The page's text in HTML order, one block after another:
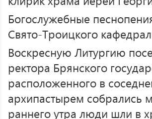
Богослужебные
Свято-Троицкого
Воскресную Литургию
ректора Брянского
расположенного в
архипастырем собрались
раннего утра люди шли в